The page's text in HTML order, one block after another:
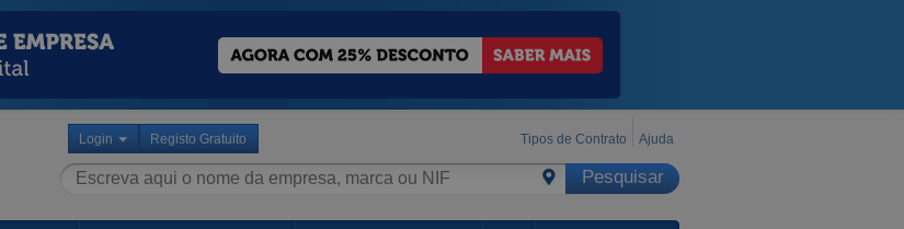
Login Registo Gratuito Tipos de Contrato Ajuda